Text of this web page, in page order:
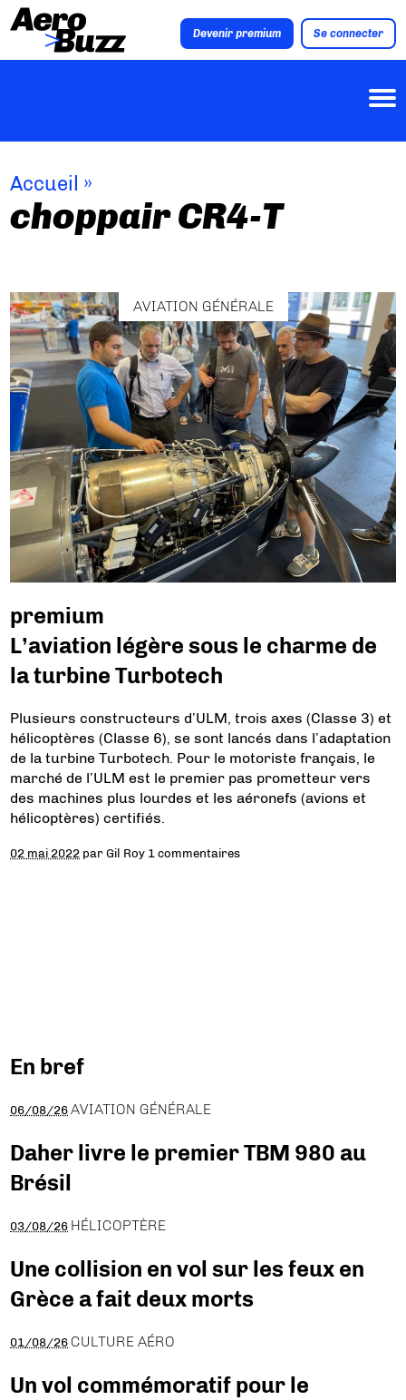
Devenir premium Se connecter
Accueil »
choppair CR4-T
AVIATION GÉNÉRALE
premium
L’aviation légère sous le charme de
la turbine Turbotech
Plusieurs constructeurs d’ULM, trois axes (Classe 3) et
hélicoptères (Classe 6), se sont lancés dans l’adaptation
de la turbine Turbotech. Pour le motoriste français, le
marché de l’ULM est le premier pas prometteur vers
des machines plus lourdes et les aéronefs (avions et
hélicoptères) certifiés.
02 mai 2022 parGil Roy 1 commentaires
En bref
06/08/26 AVIATION GÉNÉRALE
Daher livre le premier TBM 980 au
Brésil
03/08/26 HÉLICOPTÈRE
Une collision en vol sur les feux en
Grèce a fait deux morts
01/08/26 CULTURE AÉRO
Un vol commémoratif pour le